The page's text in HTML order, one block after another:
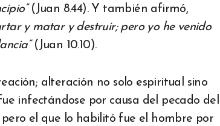
(Juan 8.44). Y también afirmó,
y matar y destruir; pero yo he venido
(Juan 10.10).
alteración no solo espiritual sino
infectándose por causa del pecado del
pero el que lo habilitó fue el hombre por